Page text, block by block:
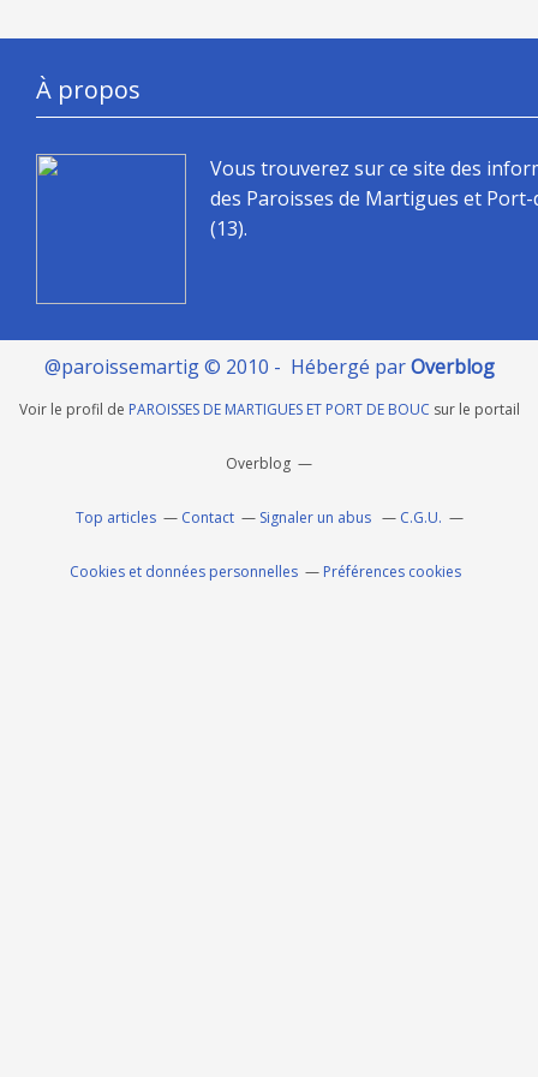
À propos
Vous trouverez sur ce site des
des Paroisses de Martigues et
(13).
@paroissemartig © 2010 - Hébergé parOverblog
Voir le profil de PAROISSES DE MARTIGUES ET PORT DE BOUC sur le portail
Overblog
Top articles Contact Signaler un abus C.G.U.
Cookies et données personnelles Préférences cookies